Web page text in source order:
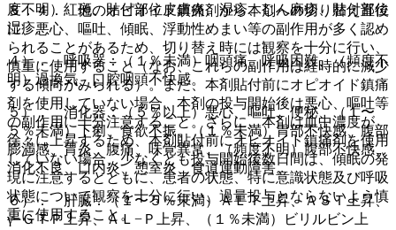
８．４． 他のオピオイド鎮痛剤から本剤への切り替え直後
に、悪心、嘔吐、傾眠、浮動性めまい等の副作用が多く認め
られることがあるため、切り替え時には観察を十分に行い、
慎重に使用すること（なお、これらの副作用は経時的に減少
する傾向がみられる）。また、本剤貼付前にオピオイド鎮痛
剤を使用していない場合、本剤の投与開始後は悪心、嘔吐等
の副作用に十分注意すること。さらに、本剤は血中濃度が
徐々に上昇するため、本剤貼付前にオピオイド鎮痛剤を使用
していない場合、少なくとも投与開始後数日間は、傾眠の発
現に注意するとともに、患者の状態、特に意識状態及び呼吸
状態について観察を十分に行い、過量投与とならないよう慎
重に使用すること。
度不明）紅斑、貼付部位皮膚炎、湿疹、じん麻疹、貼付部位
湿疹。
４）． 呼吸器：（１％未満）咽頭痛、呼吸困難、（頻度不
明）過換気、口腔咽頭不快感。
５）． 消化器：（５％以上）悪心、嘔吐、便秘、（１〜
５％未満）下痢、食欲不振、（１％未満）胃部不快感、腹部
膨満感、胃炎、腹痛、味覚異常、（頻度不明）腹部不快感、
消化不良、口内炎、憩室炎、食道運動障害。
６）． 肝臓：（１〜５％未満）ＡＬＴ上昇、ＡＳＴ上昇、
γ−ＧＴＰ上昇、ＡＬ−Ｐ上昇、（１％未満）ビリルビン上